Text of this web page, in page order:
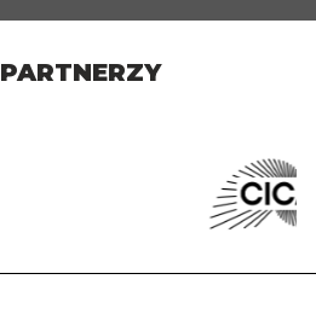
PARTNERZY